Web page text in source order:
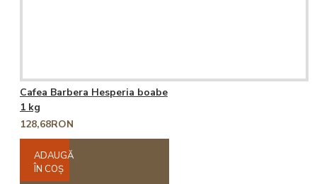
Cafea Barbera Hesperia boabe
1 kg
128,68RON
ADAUGĂ
ÎN COŞ